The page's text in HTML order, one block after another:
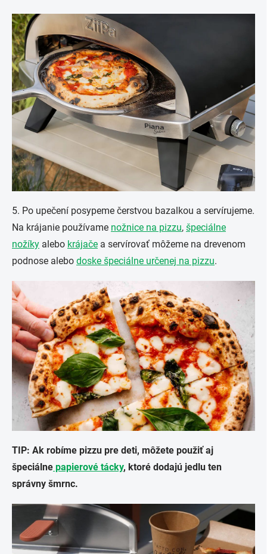
5. Po upečení posypeme čerstvou bazalkou a servírujeme.
Na krájanie používame nožnice na pizzu, špeciálne
nožíky alebo krájače a servírovať môžeme na drevenom
podnose alebo doske špeciálne určenej na pizzu.
TIP: Ak robíme pizzu pre deti, môžete použiť aj
špeciálne papierové tácky, ktoré dodajú jedlu ten
správny šmrnc.